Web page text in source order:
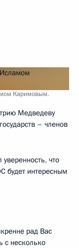
Каримовым.
Медведеву
– членов
уверенность, что
будет интересным
рад Вас
с несколько